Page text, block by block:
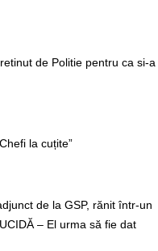
de Politie pentru ca si-a
la cuțite”
de la GSP, rănit într-un
– El urma să fie dat